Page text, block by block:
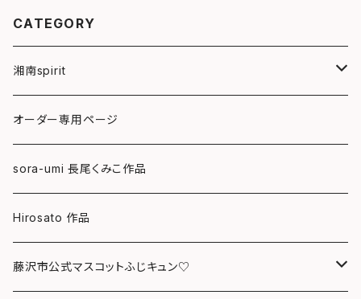
CATEGORY
湘南spirit
ポストカード
グリーティングカード
クリアファイル
マグカップ
オーダー専用ページ
sora-umi 長尾くみこ作品
Hirosato 作品
藤沢市公式マスコットふじキュン♡